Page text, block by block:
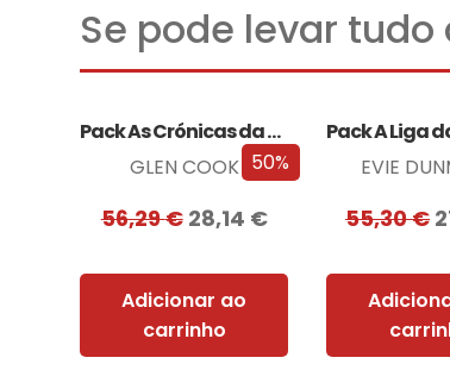
Se pode levar tudo
50%
Pack As Crónicas da Companhia Negra
GLEN COOK
56,29€ 28,14 €
Adicionar ao
carrinho
EVIE
55,30€